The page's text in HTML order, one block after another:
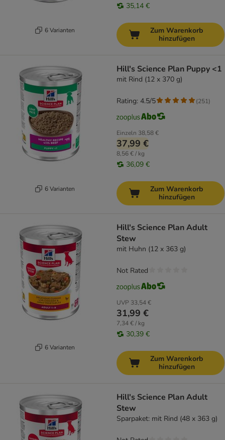
6 Varianten
35,14 €
Zum Warenkorb
hinzufügen
6 Varianten
Hill's Science Plan Puppy <1
mit Rind (12 x 370 g)
Einzeln 38,58 €
37,99 €
8,56 € / kg
36,09 €
Rating: 4.5/5 (251)
Zum Warenkorb
hinzufügen
6 Varianten
Hill's Science Plan Adult
Stew
mit Huhn (12 x 363 g)
UVP 33,54 €
31,99 €
7,34 € / kg
30,39 €
Not Rated
Zum Warenkorb
hinzufügen
Hill's Science Plan Adult
Stew
Sparpaket: mit Rind (48 x 363 g)